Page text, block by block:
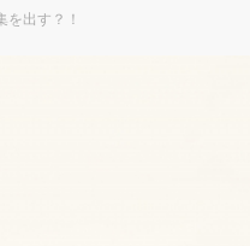
出す？！